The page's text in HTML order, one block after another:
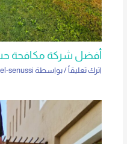
أفضل شركة مكافحة
اترك تعليقاً / بواسطة senussi